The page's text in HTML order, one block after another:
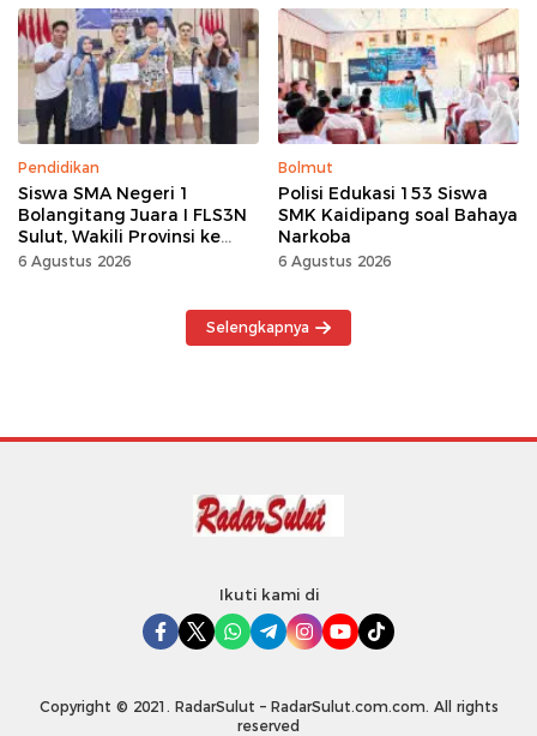
Kemerdekaan Momentum
Kerja Keras
Pendidikan
Siswa SMA Negeri 1
Bolangitang Juara I FLS3N
Sulut, Wakili Provinsi ke
Tingkat Nasional
6 Agustus 2026
Bolmut
Polisi Edukasi 153 Siswa
SMK Kaidipang soal Bahaya
Narkoba
6 Agustus 2026
Selengkapnya
Ikuti kami di
Copyright © 2021. RadarSulut – RadarSulut.com.com. All rights
reserved